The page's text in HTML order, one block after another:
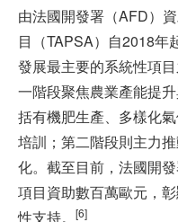
由法國開發署（AFD）
目（TAPSA）自2018年
發展最主要的系統性項
一階段聚焦農業產能提
括有機肥生產、多樣化
培訓；第二階段則主力
化。截至目前，法國開
項目資助數百萬歐元，
性支持。
[6]